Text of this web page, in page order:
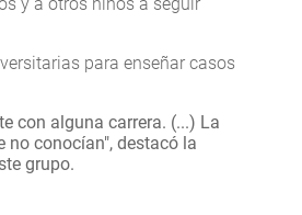
y a otros niños a seguir
para enseñar casos
con alguna carrera. (...) La
conocían", destacó la
grupo.